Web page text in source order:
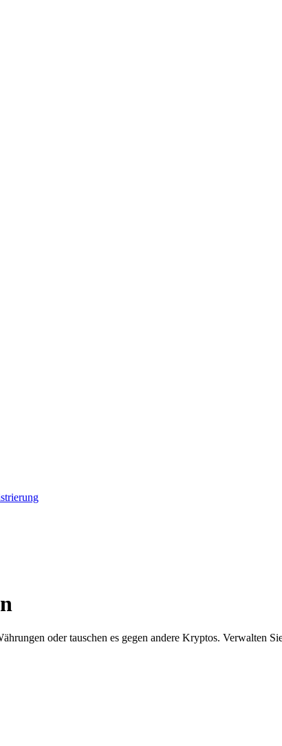
oder tauschen es gegen andere Kryptos. Verwalten